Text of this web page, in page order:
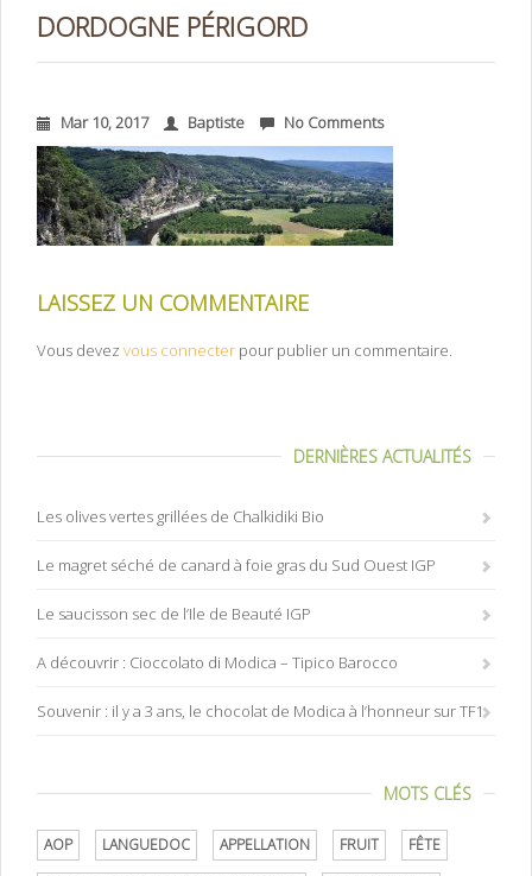
DORDOGNE PÉRIGORD
Mar 10, 2017 Baptiste No Comments
LAISSEZ UN COMMENTAIRE
Vous devez vous connecter pour publier un commentaire.
DERNIÈRES ACTUALITÉS
Les olives vertes grillées de Chalkidiki Bio
Le magret séché de canard à foie gras du Sud Ouest IGP
Le saucisson sec de l’Ile de Beauté IGP
A découvrir : Cioccolato di Modica – Tipico Barocco
Souvenir : il y a 3 ans, le chocolat de Modica à l’honneur sur TF1
MOTS CLÉS
AOP LANGUEDOC APPELLATION FRUIT FÊTE